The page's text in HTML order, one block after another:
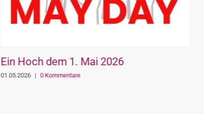
Ein Hoch dem 1. Mai 2026
01.05.2026 | 0 Kommentare